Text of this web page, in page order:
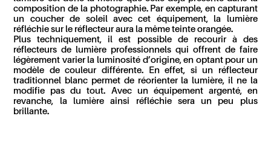
composition de la photographie. Par exemple, en capturant
un coucher de soleil avec cet équipement, la lumière
réfléchie sur le réflecteur aura la même teinte orangée.
Plus techniquement, il est possible de recourir à des
réflecteurs de lumière professionnels qui offrent de faire
légèrement varier la luminosité d’origine, en optant pour un
modèle de couleur différente. En effet, si un réflecteur
traditionnel blanc permet de réorienter la lumière, il ne la
modifie pas du tout. Avec un équipement argenté, en
revanche, la lumière ainsi réfléchie sera un peu plus
brillante.